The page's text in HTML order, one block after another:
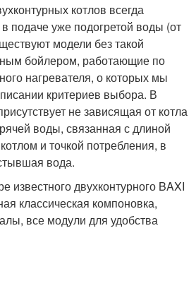
котлов всегда
подаче уже подогретой воды (от
модели без такой
бойлером, работающие по
нагревателя, о которых мы
критериев выбора. В
не зависящая от котла
воды, связанная с длиной
и точкой потребления, в
вода.
известного двухконтурного BAXI
классическая компоновка,
все модули для удобства